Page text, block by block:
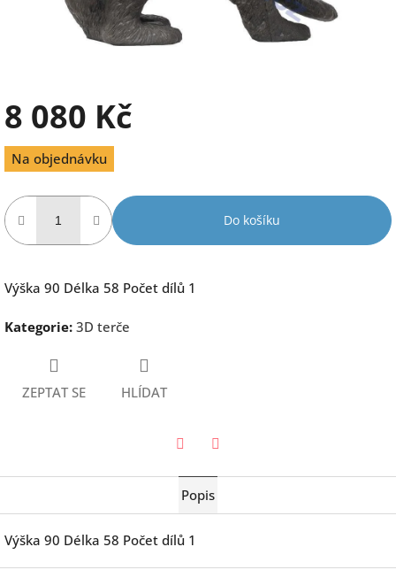
8 080 Kč
Měrná
cena:
Na objednávku
Do košíku
Výška 90 Délka 58 Počet dílů 1
Kategorie: 3D terče
ZEPTAT SE HLÍDAT
Popis
Výška 90 Délka 58 Počet dílů 1